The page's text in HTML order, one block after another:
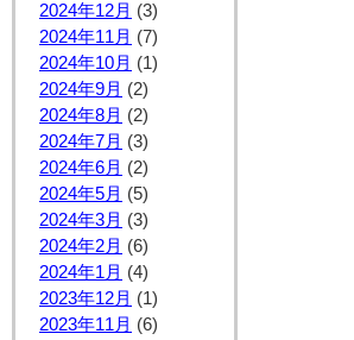
2024年12月 (3)
2024年11月 (7)
2024年10月 (1)
2024年9月 (2)
2024年8月 (2)
2024年7月 (3)
2024年6月 (2)
2024年5月 (5)
2024年3月 (3)
2024年2月 (6)
2024年1月 (4)
2023年12月 (1)
2023年11月 (6)